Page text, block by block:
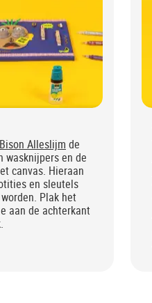
Bison Alleslijm de
wasknijpers en de
canvas. Hieraan
en sleutels
Plak het
aan de achterkant